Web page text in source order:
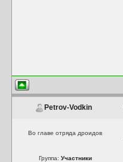
Petrov-Vodkin
Во главе отряда дроидов
Группа: Участники